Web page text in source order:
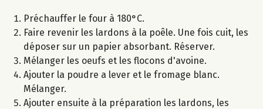
Préchauffer le four à 180°C.
Faire revenir les lardons à la poêle. Une fois cuit, les
déposer sur un papier absorbant. Réserver.
Mélanger les oeufs et les flocons d'avoine.
Ajouter la poudre a lever et le fromage blanc.
Mélanger.
Ajouter ensuite à la préparation les lardons, les